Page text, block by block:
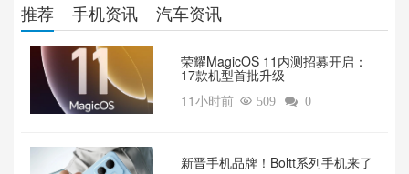
推荐 手机资讯 汽车资讯
荣耀MagicOS 11内测招募开启：
17款机型首批升级
11小时前  509  0
新晋手机品牌！Boltt系列手机来了